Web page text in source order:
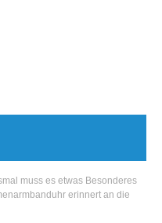
muss es etwas Besonderes
erinnert an die